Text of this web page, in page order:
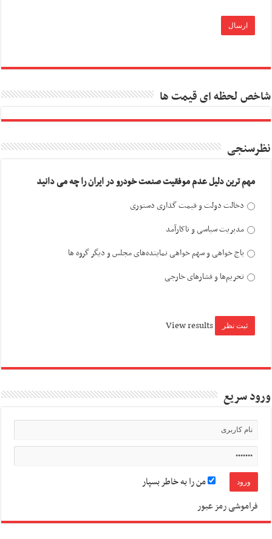
شاخص لحظه ای قیمت ها
نظرسنجی
مهم ترین دلیل عدم موفقیت صنعت خودرو در ایران را چه می دانید
دخالت دولت و قیمت گذاری دستوری
مدیریت سیاسی و ناکارآمد
باج خواهی و سهم خواهی نماینده‌های مجلس و دیگر گروه ها
تحریم‌ها و فشارهای خارجی
View results
ورود سریع
من را به خاطر بسپار
فراموشی رمز عبور